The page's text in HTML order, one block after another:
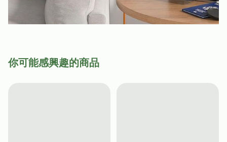
你可能感興趣的商品